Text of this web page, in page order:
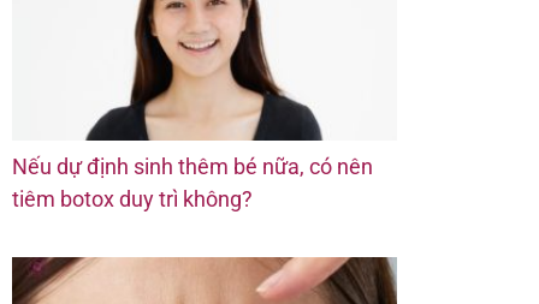
Nếu dự định sinh thêm bé nữa, có nên
tiêm botox duy trì không?